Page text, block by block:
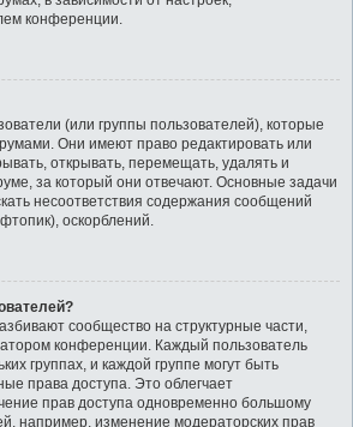
конференции.
(или группы пользователей), которые
Они имеют право редактировать или
открывать, перемещать, удалять и
за который они отвечают. Основные задачи
несоответствия содержания сообщений
оскорблений.
сообщество на структурные части,
конференции. Каждый пользователь
группах, и каждой группе могут быть
права доступа. Это облегчает
прав доступа одновременно большому
например, изменение модераторских прав